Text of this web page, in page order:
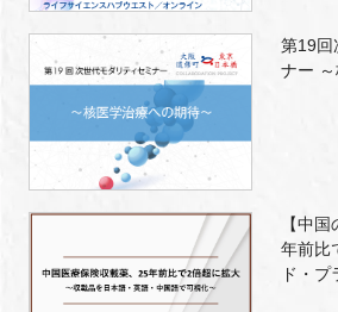
第19回
ナー
【中
年前比
ド・